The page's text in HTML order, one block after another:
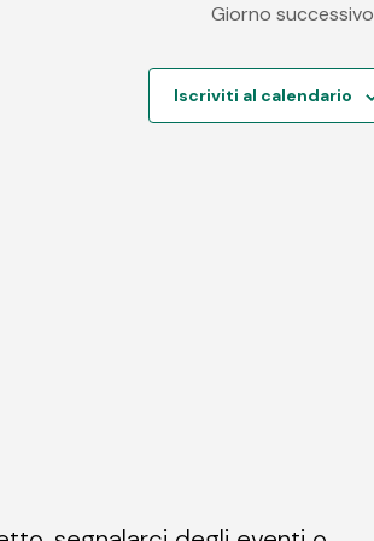
Giorno successivo
Iscriviti al calendario